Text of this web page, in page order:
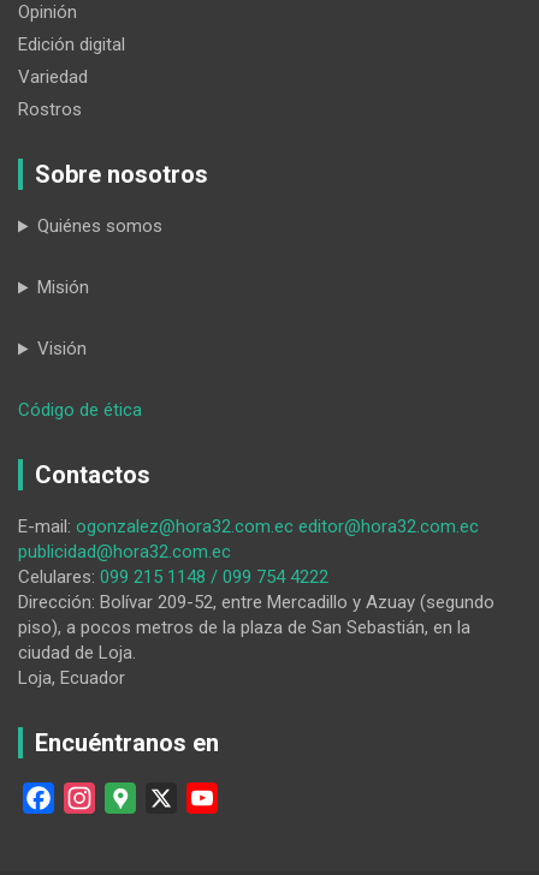
Opinión
Edición digital
Variedad
Rostros
Sobre nosotros
Quiénes somos
Misión
Visión
Código de ética
10
por
agredir
a
dos
policías
Contactos
E-mail: ogonzalez@hora32.com.ec editor@hora32.com.ec
publicidad@hora32.com.ec
Celulares: 099 215 1148 / 099 754 4222
Dirección: Bolívar 209-52, entre Mercadillo y Azuay (segundo
piso), a pocos metros de la plaza de San Sebastián, en la
ciudad de Loja.
Loja, Ecuador
Encuéntranos en